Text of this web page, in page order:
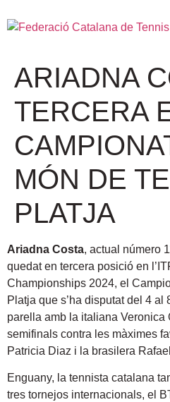
ARIADNA
TERCERA
MÓN DE
PLATJA
Ariadna Costa, actual número
quedat en tercera posició en
Championships 2024, el
Platja que s’ha disputat del 4 al
parella amb la italiana Veronica
semifinals contra les màximes
Patricia Diaz i la brasilera
Enguany, la tennista catalana
tres tornejos internacionals, el